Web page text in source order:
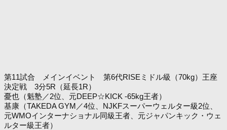
第11試合 メインイベント 第6代RISEミドル級（70kg）王座
決定戦 3分5R（延長1R）
憂也（魁塾／2位、元DEEP☆KICK -65kg王者）
基康（TAKEDA GYM／4位、NJKFスーパーウェルター級2位、
元WMOインターナショナル同級王者、元ジャパンキック・ウェ
ルター級王者）